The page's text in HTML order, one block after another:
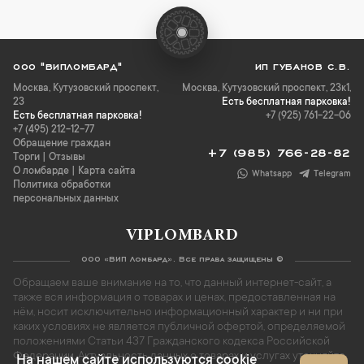
ООО "ВИПЛОМБАРД"
Москва, Кутузовский проспект,
23
Есть бесплатная парковка!
+7 (495) 212-12-77
Обращение граждан
Торги
Отзывы
О ломбарде
Карта сайта
Политика обработки
персональных данных
ИП ГУБАНОВ С.В.
Москва, Кутузовский проспект, 23к1,
Есть бесплатная парковка!
+7 (925) 761-22-06
+7 (985) 766-28-82
Whatsapp Telegram
VIPLOMBARD
ООО «ВИП Ломбард». Все права защищены ©
Обращаем ваше внимание на то, что данный интернет-сайт, а
также вся информация о товарах и ценах, предоставленная на
нём, носит исключительно информационный характер и ни при
каких условиях не является публичной офертой, определяемой
положениями Статьи 437 Гражданского кодекса Российской
Федерации. Актуальность данных о товарах и услугах уточняйте